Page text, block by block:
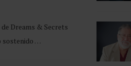
Dreams & Secrets
sostenido …